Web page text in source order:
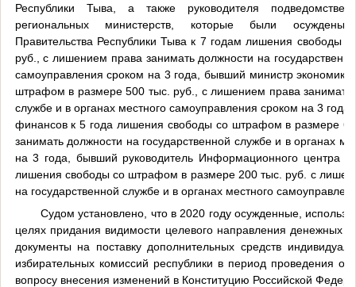
Республики Тыва, а также руководителя
региональных министерств, которые были осуждены:
Правительства Республики Тыва к 7 годам лишения свободы
руб., с лишением права занимать должности на
самоуправления сроком на 3 года, бывший министр
штрафом в размере 500 тыс. руб., с лишением права занимать
службе и в органах местного самоуправления сроком на 3
финансов к 5 года лишения свободы со штрафом в размере
занимать должности на государственной службе и в органах
на 3 года, бывший руководитель Информационного центра
лишения свободы со штрафом в размере 200 тыс. руб. с
на государственной службе и в органах местного
Судом установлено, что в 2020 году осужденные,
целях придания видимости целевого направления денежных
документы на поставку дополнительных средств
избирательных комиссий республики в период проведения
вопросу внесения изменений в Конституцию Российской